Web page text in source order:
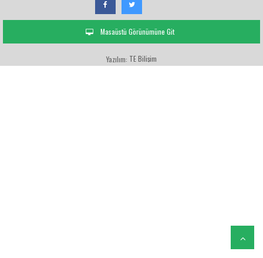
Masaüstü Görünümüne Git
Yazılım: TE Bilişim